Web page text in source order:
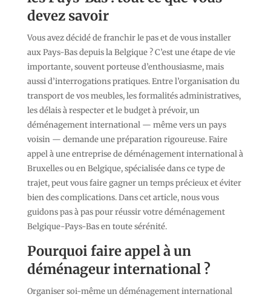
devez savoir
Vous avez décidé de franchir le pas et de vous installer
aux Pays-Bas depuis la Belgique ? C’est une étape de vie
importante, souvent porteuse d’enthousiasme, mais
aussi d’interrogations pratiques. Entre l’organisation du
transport de vos meubles, les formalités administratives,
les délais à respecter et le budget à prévoir, un
déménagement international — même vers un pays
voisin — demande une préparation rigoureuse. Faire
appel à une entreprise de déménagement international à
Bruxelles ou en Belgique, spécialisée dans ce type de
trajet, peut vous faire gagner un temps précieux et éviter
bien des complications. Dans cet article, nous vous
guidons pas à pas pour réussir votre déménagement
Belgique-Pays-Bas en toute sérénité.
Pourquoi faire appel à un
déménageur international ?
Organiser soi-même un déménagement international